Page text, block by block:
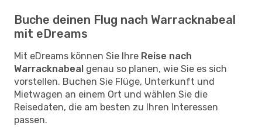
Buche deinen Flug nach Warracknabeal
mit eDreams
Mit eDreams können Sie Ihre Reise nach
Warracknabeal genau so planen, wie Sie es sich
vorstellen. Buchen Sie Flüge, Unterkunft und
Mietwagen an einem Ort und wählen Sie die
Reisedaten, die am besten zu Ihren Interessen
passen.